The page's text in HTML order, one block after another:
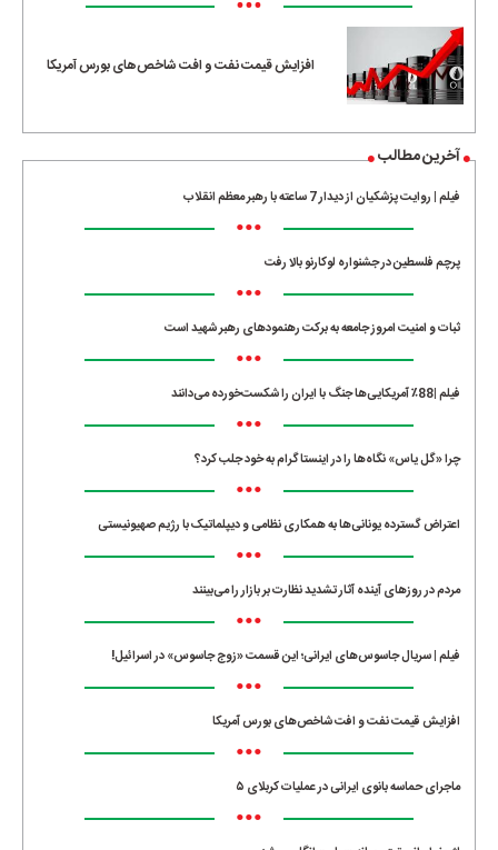
افزایش قیمت نفت و افت شاخص‌های بورس آمریکا
آخرین مطالب
فیلم | روایت پزشکیان از دیدار 7 ساعته با رهبر معظم انقلاب
•••
پرچم فلسطین در جشنواره لوکارنو بالا رفت
•••
ثبات و امنیت امروز جامعه به برکت رهنمودهای رهبر شهید است
•••
فیلم |88٪ آمریکایی‌ها جنگ با ایران را شکست‌خورده می‌دانند
•••
چرا «گل یاس» نگاه‌ها را در اینستاگرام به خود جلب کرد؟
•••
اعتراض گسترده یونانی‌ها به همکاری نظامی و دیپلماتیک با رژیم صهیونیستی
•••
مردم در روزهای آینده آثار تشدید نظارت بر بازار را می‌بینند
•••
فیلم | سریال جاسوس‌های ایرانی؛ این قسمت «زوج جاسوس» در اسرائیل!
•••
افزایش قیمت نفت و افت شاخص‌های بورس آمریکا
•••
ماجرای حماسه‌ بانوی ایرانی در عملیات کربلای ۵
•••